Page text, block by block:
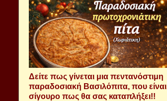
Δείτε πως γίνεται μια πεντανόστιμη
παραδοσιακή Βασιλόπιτα, που είναι
σίγουρο πως θα σας καταπλήξει!!